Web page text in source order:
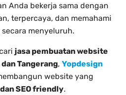
Anda bekerja sama dengan
terpercaya, dan memahami
menyeluruh.
jasa pembuatan website
Tangerang, Yopdesign
website yang
SEO friendly.